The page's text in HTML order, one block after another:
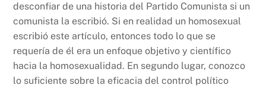
desconfiar de una historia del Partido Comunista si un
comunista la escribió. Si en realidad un homosexual
escribió este artículo, entonces todo lo que se
requería de él era un enfoque objetivo y científico
hacia la homosexualidad. En segundo lugar, conozco
lo suficiente sobre la eficacia del control político